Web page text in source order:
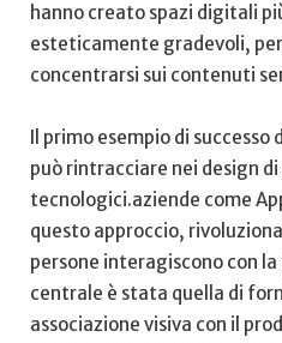
hanno ​creato spazi digitali
esteticamente gradevoli,
⁢concentrarsi⁤ sui contenuti
Il primo esempio di
può rintracciare‌ nei design
tecnologici.aziende come
questo approccio,
persone‍ interagiscono con la
centrale è stata quella ⁣di
associazione visiva con il